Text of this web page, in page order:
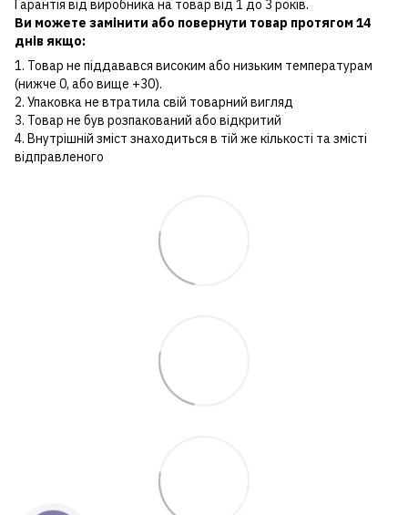
Гарантія від виробника на товар від 1 до 3 років.
Ви можете замінити або повернути товар протягом 14
днів якщо:
1. Товар не піддавався високим або низьким температурам
(нижче 0, або вище +30).
2. Упаковка не втратила свій товарний вигляд
3. Товар не був розпакований або відкритий
4. Внутрішній зміст знаходиться в тій же кількості та змісті
відправленого